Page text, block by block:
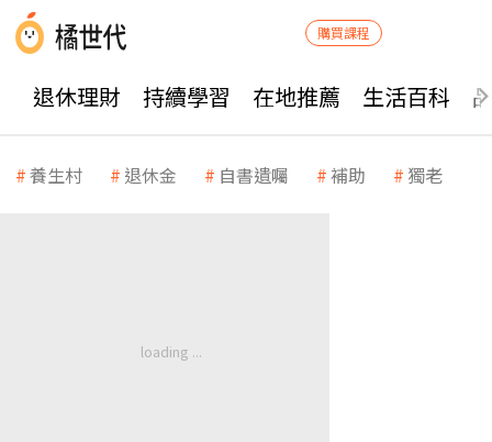
購買課程
退休理財 持續學習 在地推薦 生活百科
養生村 退休金 自書遺囑 補助 獨老